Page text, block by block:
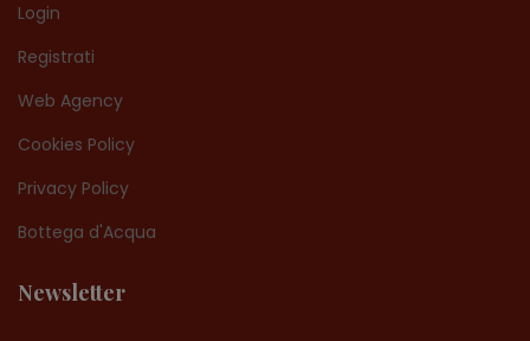
Login
Registrati
Web Agency
Cookies Policy
Privacy Policy
Bottega d'Acqua
Newsletter